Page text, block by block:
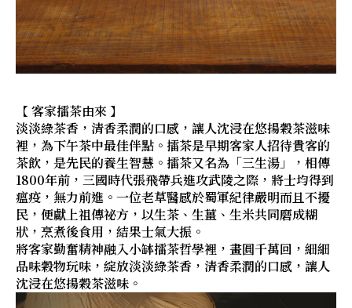
【 客家擂茶由來 】
淡淡綠茶香，清香柔潤的口感，讓人沈浸在悠揚穀茶滋味
裡，為下午茶中最佳伴點。擂茶是早期客家人招待貴客的
茶飲，是先民的養生智慧。擂茶又名為「三生湯」，相傳
1800年前，三國時代張飛帶兵進攻武陵之際，將士均得到
瘟疫，無力前進。一位老草醫感於蜀軍紀律嚴明而且不擾
民，便獻上祖傳祕方，以生茶、生薑、生米共同磨成糊
狀，烹煮後食用，結果士氣大振。
將客家勤奮精神融入小缽擂茶哲學裡，畫圓千萬回，細細
品味穀物玩味，綻放淡淡綠茶香，清香柔潤的口感，讓人
沈浸在悠揚穀茶滋味。